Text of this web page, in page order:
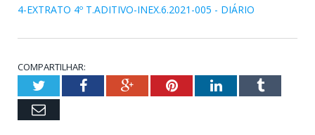
4-EXTRATO 4º T.ADITIVO-INEX.6.2021-005 - DIÁRIO
COMPARTILHAR:
TwitterFacebookGoogle+PinterestLinkedInTumblr
Email